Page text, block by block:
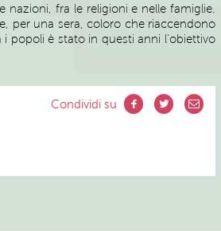
fra le religioni e nelle famiglie.
per una sera, coloro che riaccendono
popoli è stato in questi anni l’obiettivo
Condividi su
ISCRIVIMI